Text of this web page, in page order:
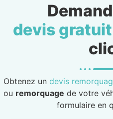
devis gratuit
Obtenez un devis
ou remorquage de votre
formulaire en